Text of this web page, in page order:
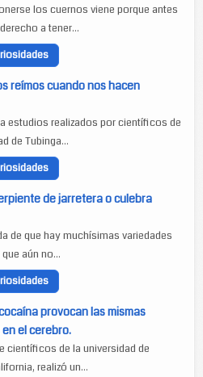
los cuernos viene porque antes
a tener...
reímos cuando nos hacen
estudios realizados por científicos de
de Tubinga...
de jarretera o culebra
de que hay muchísimas variedades
aún no...
provocan las mismas
el cerebro.
científicos de la universidad de
realizó un...